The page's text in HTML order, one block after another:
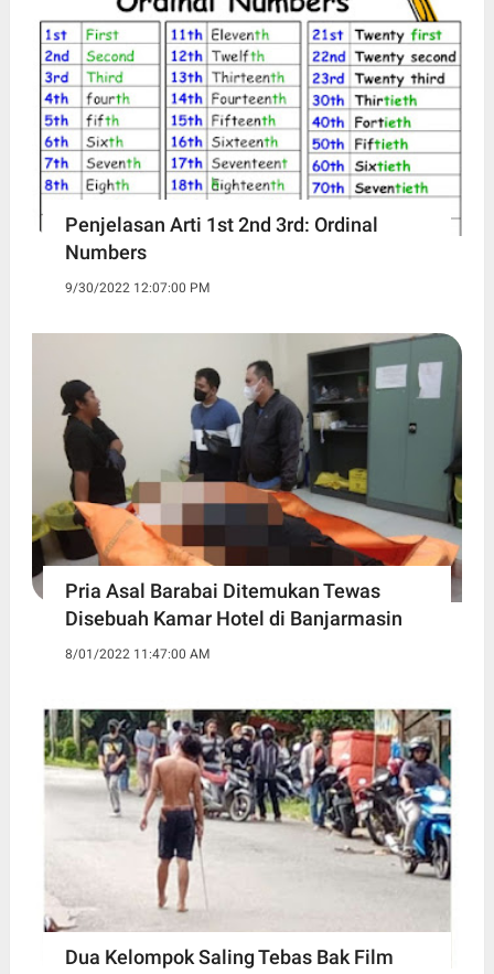
Penjelasan Arti 1st 2nd 3rd: Ordinal
Numbers
9/30/2022 12:07:00 PM
Pria Asal Barabai Ditemukan Tewas
Disebuah Kamar Hotel di Banjarmasin
8/01/2022 11:47:00 AM
Dua Kelompok Saling Tebas Bak Film